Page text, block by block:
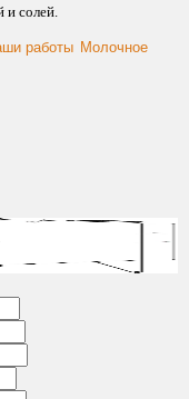
и солей.
работы Молочное